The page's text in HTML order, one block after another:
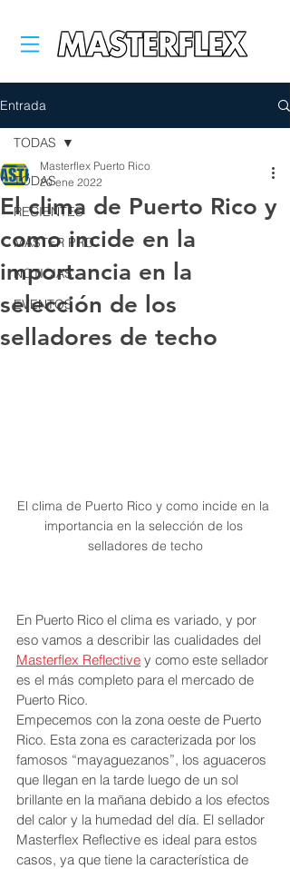
Entrada
TODAS
RECIENTES
MASTER PRO
NOTICIAS
EVENTOS
TODAS
El clima de Puerto Rico y
como incide en la
importancia en la
selección de los
selladores de techo
Masterflex Puerto Rico
20 ene 2022
El clima de Puerto Rico y como incide en la
importancia en la selección de los
selladores de techo
En Puerto Rico el clima es variado, y por
eso vamos a describir las cualidades del
Masterflex Reflective y como este sellador
es el más completo para el mercado de
Puerto Rico.
Empecemos con la zona oeste de Puerto
Rico. Esta zona es caracterizada por los
famosos “mayaguezanos”, los aguaceros
que llegan en la tarde luego de un sol
brillante en la mañana debido a los efectos
del calor y la humedad del día. El sellador
Masterflex Reflective es ideal para estos
casos, ya que tiene la característica de